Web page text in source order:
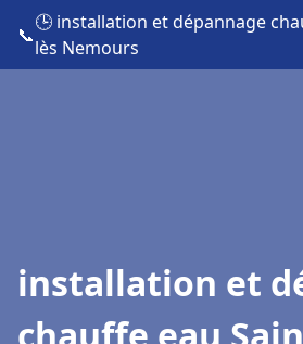
📞
🕒 installation et dépannage
lès Nemours
installation et